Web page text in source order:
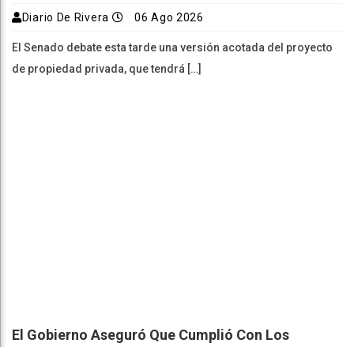
Diario De Rivera 06 Ago 2026
El Senado debate esta tarde una versión acotada del proyecto
de propiedad privada, que tendrá […]
El Gobierno Aseguró Que Cumplió Con Los